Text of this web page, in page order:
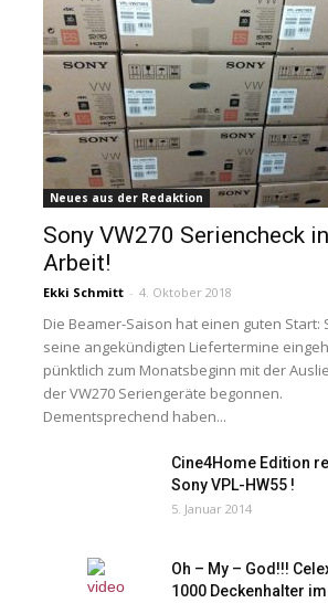
Neues aus der Redaktion
Sony VW270 Seriencheck in
Arbeit!
Ekki Schmitt - 4. Oktober 2018
Die Beamer-Saison hat einen guten Start:
seine angekündigten Liefertermine
pünktlich zum Monatsbeginn mit der
der VW270 Seriengeräte begonnen.
Dementsprechend haben...
Cine4Home Edition
Sony VPL-HW55 !
5. Januar 2014
Oh – My – God!!!
1000 Deckenhalter im